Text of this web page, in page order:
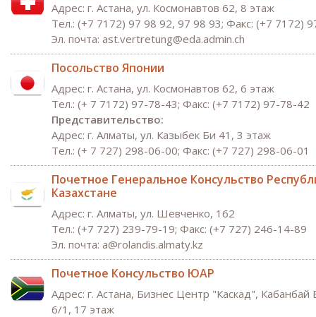
Адрес: г. Астана, ул. Космонавтов 62, 8 этаж
Тел.: (+7 7172) 97 98 92, 97 98 93; Факс: (+7 7172)
Эл. почта: ast.vertretung@eda.admin.ch
Посольство Японии
Адрес: г. Астана, ул. Космонавтов 62, 6 этаж
Тел.: (+ 7 7172) 97-78-43; Факс: (+7 7172) 97-78-42
Представительство:
Адрес: г. Алматы, ул. Казыбек Би 41, 3 этаж
Тел.: (+ 7 727) 298-06-00; Факс: (+7 727) 298-06-01
Почетное Генеральное Консульство
Казахстане
Адрес: г. Алматы, ул. Шевченко, 162
Тел.: (+7 727) 239-79-19; Факс: (+7 727) 246-14-89
Эл. почта: a@rolandis.almaty.kz
Почетное Консульство ЮАP
Адрес: г. Астана, Бизнес Центр "Каскад",
6/1, 17 этаж